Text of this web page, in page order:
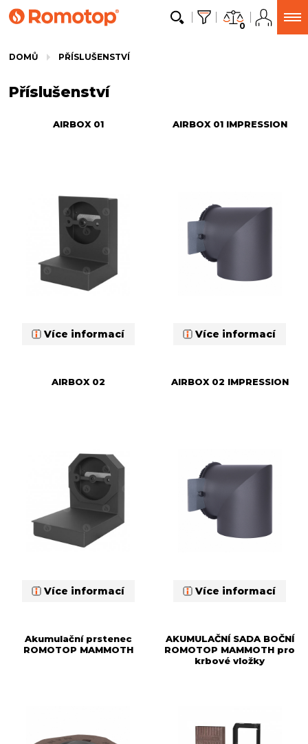
0
DOMŮ PŘÍSLUŠENSTVÍ
Příslušenství
AIRBOX 01
Více informací
AIRBOX 01 IMPRESSION
Více informací
AIRBOX 02
Více informací
AIRBOX 02 IMPRESSION
Více informací
Akumulační prstenec
ROMOTOP MAMMOTH
AKUMULAČNÍ SADA BOČNÍ
ROMOTOP MAMMOTH pro
krbové vložky